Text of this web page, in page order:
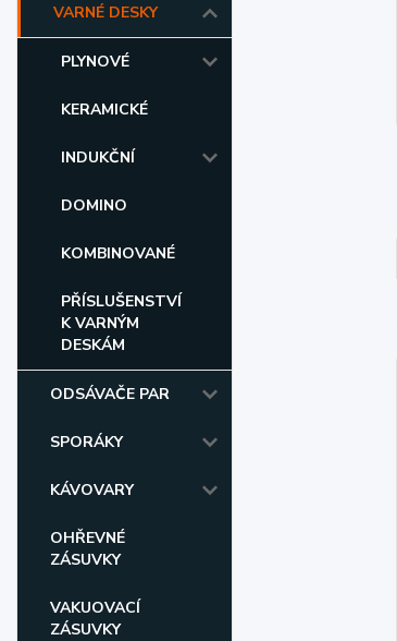
VARNÉ DESKY
PLYNOVÉ
KERAMICKÉ
INDUKČNÍ
DOMINO
KOMBINOVANÉ
PŘÍSLUŠENSTVÍ
K VARNÝM
DESKÁM
ODSÁVAČE PAR
SPORÁKY
KÁVOVARY
OHŘEVNÉ
ZÁSUVKY
VAKUOVACÍ
ZÁSUVKY